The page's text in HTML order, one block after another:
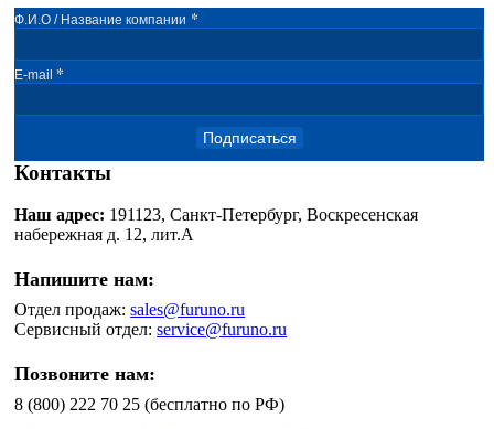
Ф.И.О / Название компании *
E-mail *
Подписаться
Контакты
Наш адрес: 191123, Санкт-Петербург, Воскресенская
набережная д. 12, лит.А
Напишите нам:
Отдел продаж:sales@furuno.ru
Сервисный отдел:service@furuno.ru
Позвоните нам:
8 (800) 222 70 25 (бесплатно по РФ)